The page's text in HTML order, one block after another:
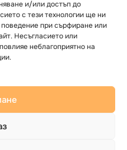
и/или достъп до
с тези технологии ще ни
при сърфиране или
Несъгласието или
неблагоприятно на
запазени.